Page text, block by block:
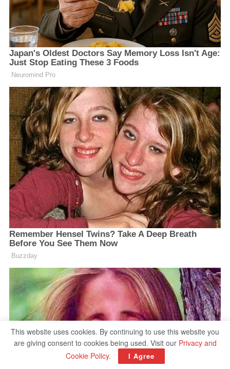
This website uses cookies. By continuing to use this website you
are giving consent to cookies being used. Visit our Privacy and
Cookie Policy. I Agree